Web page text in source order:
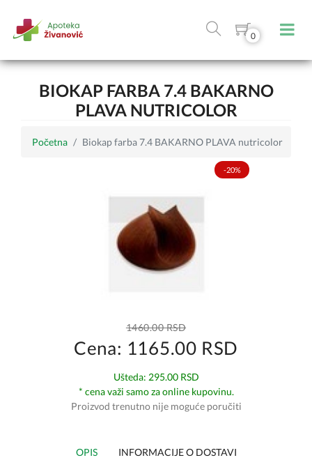
0
BIOKAP FARBA 7.4 BAKARNO
PLAVA NUTRICOLOR
Početna Biokap farba 7.4 BAKARNO PLAVA nutricolor
-20%
1460.00 RSD
Cena: 1165.00 RSD
Ušteda: 295.00 RSD
* cena važi samo za online kupovinu.
Proizvod trenutno nije moguće poručiti
OPIS INFORMACIJE O DOSTAVI